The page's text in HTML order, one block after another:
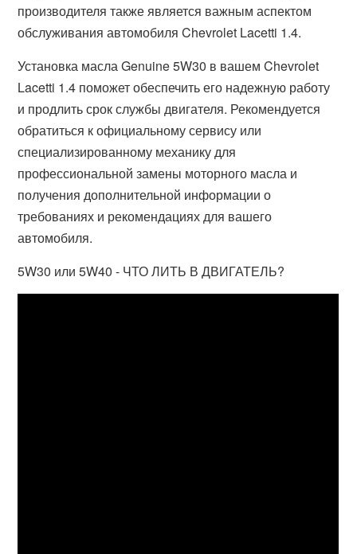
производителя также является важным аспектом
обслуживания автомобиля Chevrolet Lacetti 1.4.
Установка масла Genuine 5W30 в вашем Chevrolet
Lacetti 1.4 поможет обеспечить его надежную работу
и продлить срок службы двигателя. Рекомендуется
обратиться к официальному сервису или
специализированному механику для
профессиональной замены моторного масла и
получения дополнительной информации о
требованиях и рекомендациях для вашего
автомобиля.
5W30 или 5W40 - ЧТО ЛИТЬ В ДВИГАТЕЛЬ?